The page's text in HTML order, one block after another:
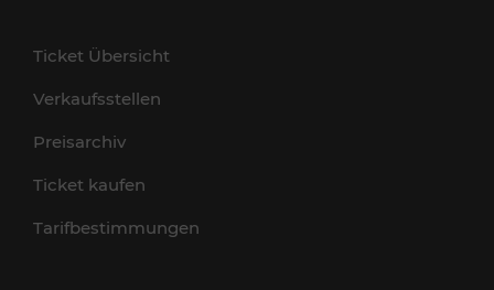
Ticket Übersicht
Verkaufsstellen
Preisarchiv
Ticket kaufen
Tarifbestimmungen